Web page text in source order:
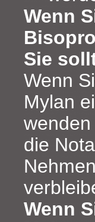
Wenn
Sie
Wenn
Mylan
die
Wenn